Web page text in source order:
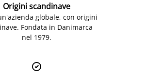
Origini scandinave
globale, con origini
Fondata in Danimarca
nel 1979.
